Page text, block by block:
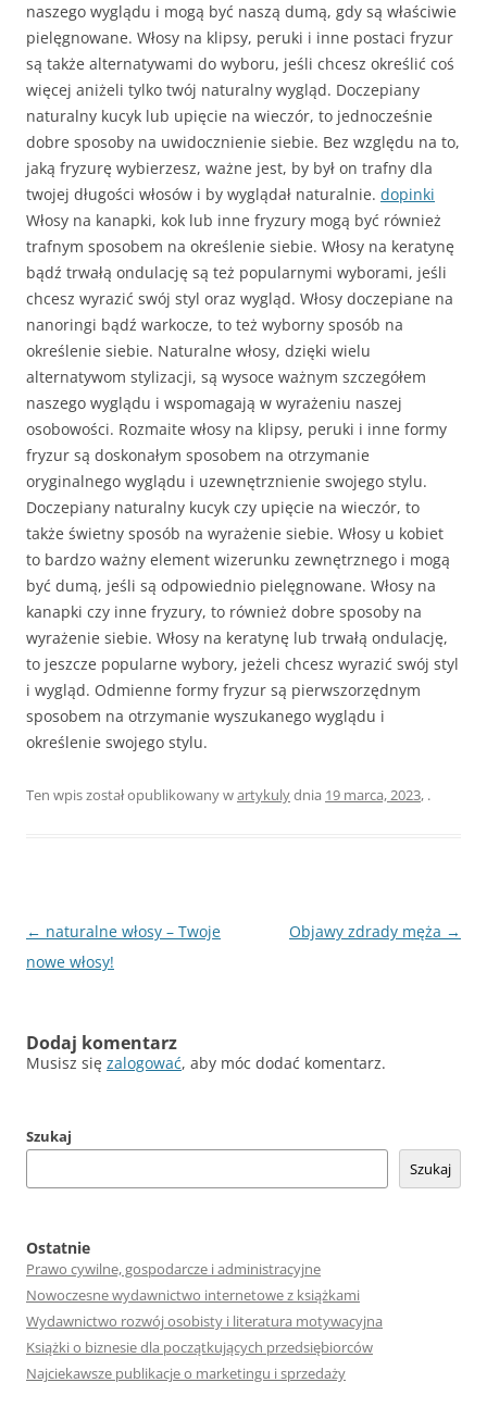
naszego wyglądu i mogą być naszą dumą, gdy są właściwie
pielęgnowane. Włosy na klipsy, peruki i inne postaci fryzur
są także alternatywami do wyboru, jeśli chcesz określić coś
więcej aniżeli tylko twój naturalny wygląd. Doczepiany
naturalny kucyk lub upięcie na wieczór, to jednocześnie
dobre sposoby na uwidocznienie siebie. Bez względu na to,
jaką fryzurę wybierzesz, ważne jest, by był on trafny dla
twojej długości włosów i by wyglądał naturalnie. dopinki
Włosy na kanapki, kok lub inne fryzury mogą być również
trafnym sposobem na określenie siebie. Włosy na keratynę
bądź trwałą ondulację są też popularnymi wyborami, jeśli
chcesz wyrazić swój styl oraz wygląd. Włosy doczepiane na
nanoringi bądź warkocze, to też wyborny sposób na
określenie siebie. Naturalne włosy, dzięki wielu
alternatywom stylizacji, są wysoce ważnym szczegółem
naszego wyglądu i wspomagają w wyrażeniu naszej
osobowości. Rozmaite włosy na klipsy, peruki i inne formy
fryzur są doskonałym sposobem na otrzymanie
oryginalnego wyglądu i uzewnętrznienie swojego stylu.
Doczepiany naturalny kucyk czy upięcie na wieczór, to
także świetny sposób na wyrażenie siebie. Włosy u kobiet
to bardzo ważny element wizerunku zewnętrznego i mogą
być dumą, jeśli są odpowiednio pielęgnowane. Włosy na
kanapki czy inne fryzury, to również dobre sposoby na
wyrażenie siebie. Włosy na keratynę lub trwałą ondulację,
to jeszcze popularne wybory, jeżeli chcesz wyrazić swój styl
i wygląd. Odmienne formy fryzur są pierwszorzędnym
sposobem na otrzymanie wyszukanego wyglądu i
określenie swojego stylu.
Ten wpis został opublikowany wartykulydnia 19 marca, 2023, .
Nawigacja
wpisu
← naturalne włosy – Twoje
nowe włosy!
Objawy zdrady męża →
Dodaj komentarz
Musisz się zalogować, aby móc dodać komentarz.
Szukaj
Szukaj
Ostatnie
Prawo cywilne, gospodarcze i administracyjne
Nowoczesne wydawnictwo internetowe z książkami
Wydawnictwo rozwój osobisty i literatura motywacyjna
Książki o biznesie dla początkujących przedsiębiorców
Najciekawsze publikacje o marketingu i sprzedaży